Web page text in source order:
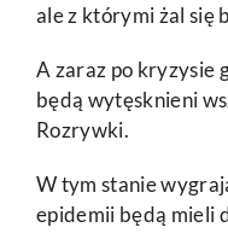
ale z którymi żal się
A zaraz po kryzysie
będą wytęsknieni
Rozrywki.
W tym stanie
epidemii będą mieli